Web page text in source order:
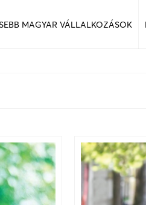
MAGYAR VÁLLALKOZÁSOK